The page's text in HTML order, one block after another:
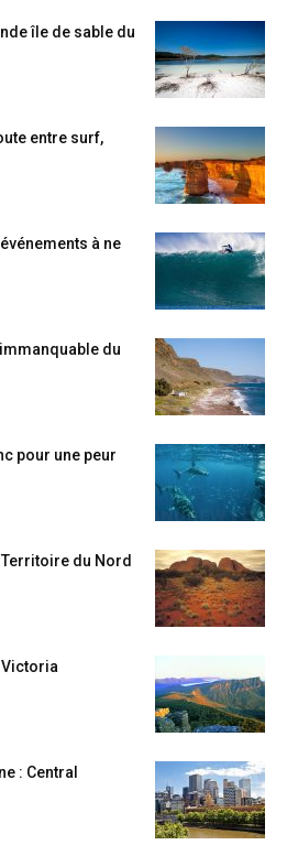
île de sable du
entre surf,
à ne
du
pour une peur
du Nord
: Central